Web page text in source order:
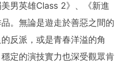
男英雄Class 2》、《新進
。無論是遊走於善惡之間的
反派，或是青春洋溢的角
定的演技實力也深受觀眾肯